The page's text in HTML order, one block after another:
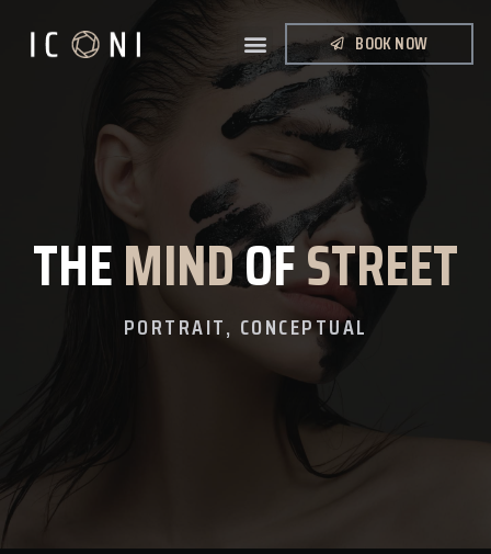
BOOK NOW
THEMINDOFSTREET
PORTRAIT, CONCEPTUAL